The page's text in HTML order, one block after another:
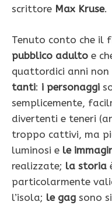
scrittore Max Kruse.
Tenuto conto che il
pubblico adulto e
quattordici anni non
tanti: i personaggi
semplicemente,
divertenti e teneri
troppo cattivi, ma
luminosi e le
realizzate; la storia
particolarmente
l’isola; le gag sono